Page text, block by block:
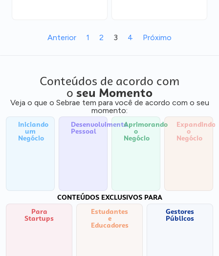
Anterior 1 2 3 4 Próximo
Conteúdos de acordo com
o seu Momento
Veja o que o Sebrae tem para você de acordo com o seu
momento:
Iniciando
um
Negócio
Desenvolvimento
Pessoal
Aprimorando
o
Negócio
Expandindo
o
Negócio
CONTEÚDOS EXCLUSIVOS PARA
Para
Startups
Estudantes
e
Educadores
Gestores
Públicos